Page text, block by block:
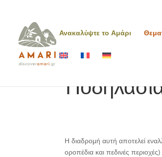
Ανακαλύψτε το Αμάρι
Η διαδρομή αυτή αποτελεί
οροπέδια και πεδινές